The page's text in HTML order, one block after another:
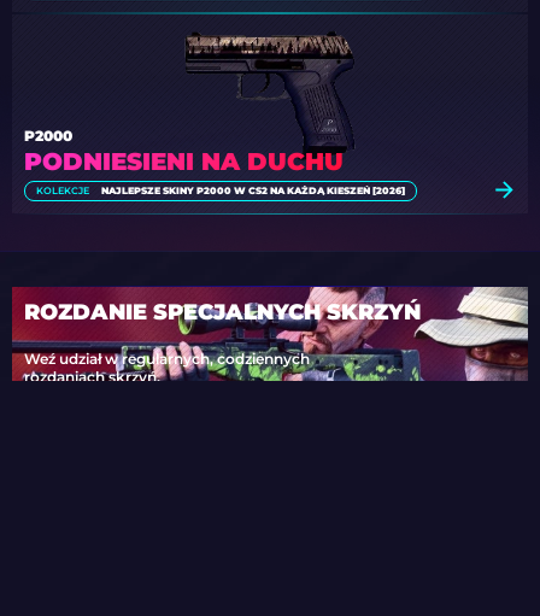
PODNIESIENI NA DUCHU
P2000
KOLEKCJE NAJLEPSZE SKINY P2000 W CS2 NA KAŻDĄ KIESZEŃ [2026]
ROZDANIE SPECJALNYCH SKRZYŃ
Weź udział w regularnych, codziennych
rozdaniach skrzyń.